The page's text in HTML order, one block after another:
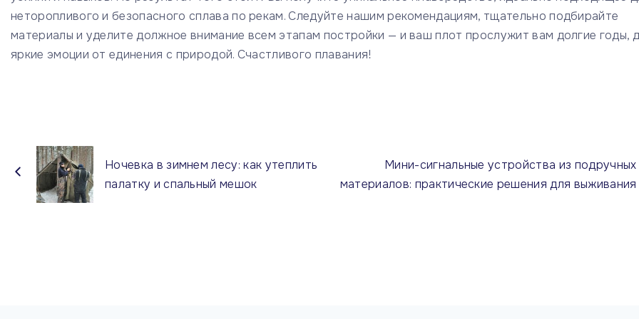
неторопливого и безопасного сплава по рекам. Следуйте нашим рекомендациям, тщательно подбирайте
материалы и уделите должное внимание всем этапам постройки — и ваш плот прослужит вам долгие годы,
яркие эмоции от единения с природой. Счастливого плавания!
Ночевка в зимнем лесу: как утеплить
палатку и спальный мешок
Мини-сигнальные устройства из подручных
материалов: практические решения для выживания